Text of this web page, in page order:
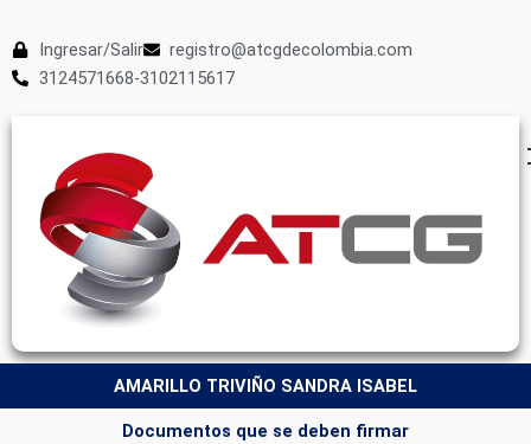
Ingresar/Salir
registro@atcgdecolombia.com
3124571668-3102115617
AMARILLO TRIVIÑO SANDRA ISABEL
Documentos que se deben firmar